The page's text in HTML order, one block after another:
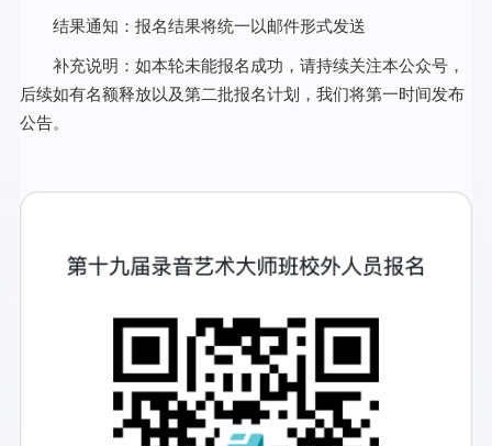
结果通知：报名结果将统一以邮件形式发送
补充说明：如本轮未能报名成功，请持续关注本公众号，
后续如有名额释放以及第二批报名计划，我们将第一时间发布
公告。